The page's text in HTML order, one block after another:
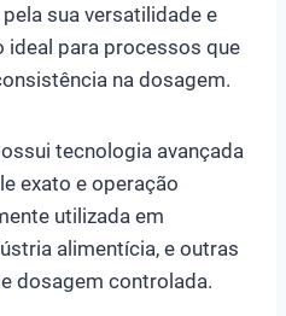
sua versatilidade e
ideal para processos que
na dosagem.
tecnologia avançada
exato e operação
utilizada em
alimentícia, e outras
dosagem controlada.